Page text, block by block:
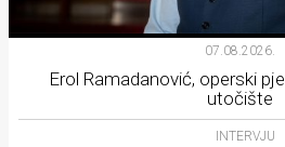
07.08.2026.
Erol Ramadanović, operski
utočište
INTERVJU